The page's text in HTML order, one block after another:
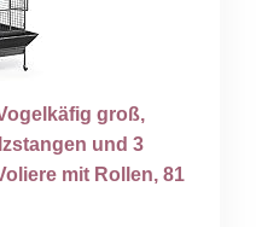
groß,
und 3
mit Rollen, 81